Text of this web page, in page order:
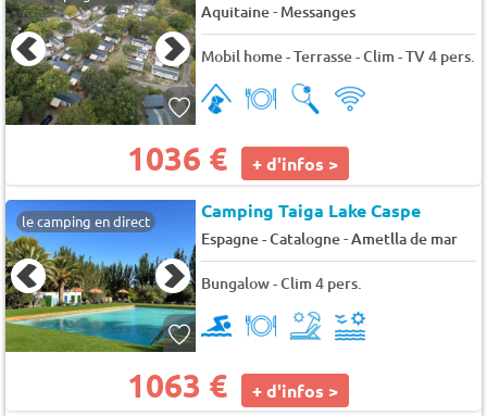
Aquitaine- Messanges
Mobil home - Terrasse - Clim - TV 4 pers.
1036 € + d'infos >
le camping en direct Camping Taiga Lake Caspe
Espagne - Catalogne-Ametlla de mar
Bungalow - Clim 4 pers.
1063 € + d'infos >